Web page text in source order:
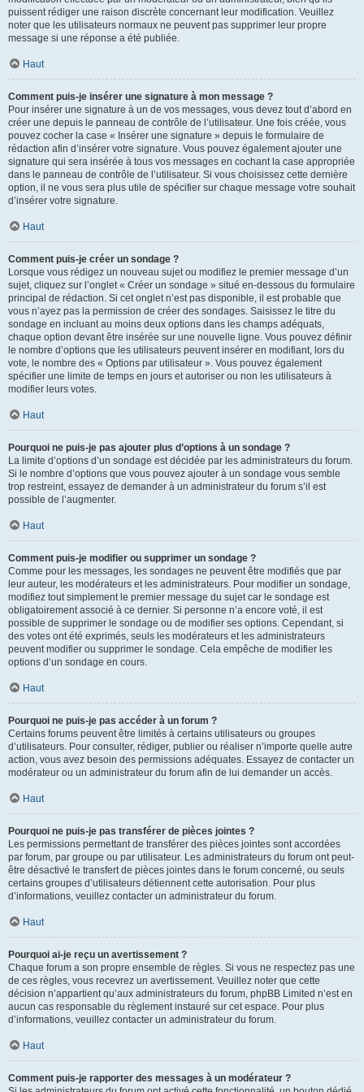
puissent rédiger une raison discrète concernant leur modification. Veuillez
noter que les utilisateurs normaux ne peuvent pas supprimer leur propre
message si une réponse a été publiée.
Haut
Comment puis-je insérer une signature à mon message ?
Pour insérer une signature à un de vos messages, vous devez tout d’abord en
créer une depuis le panneau de contrôle de l’utilisateur. Une fois créée, vous
pouvez cocher la case « Insérer une signature » depuis le formulaire de
rédaction afin d’insérer votre signature. Vous pouvez également ajouter une
signature qui sera insérée à tous vos messages en cochant la case appropriée
dans le panneau de contrôle de l’utilisateur. Si vous choisissez cette dernière
option, il ne vous sera plus utile de spécifier sur chaque message votre souhait
d’insérer votre signature.
Haut
Comment puis-je créer un sondage ?
Lorsque vous rédigez un nouveau sujet ou modifiez le premier message d’un
sujet, cliquez sur l’onglet « Créer un sondage » situé en-dessous du formulaire
principal de rédaction. Si cet onglet n’est pas disponible, il est probable que
vous n’ayez pas la permission de créer des sondages. Saisissez le titre du
sondage en incluant au moins deux options dans les champs adéquats,
chaque option devant être insérée sur une nouvelle ligne. Vous pouvez définir
le nombre d’options que les utilisateurs peuvent insérer en modifiant, lors du
vote, le nombre des « Options par utilisateur ». Vous pouvez également
spécifier une limite de temps en jours et autoriser ou non les utilisateurs à
modifier leurs votes.
Haut
Pourquoi ne puis-je pas ajouter plus d’options à un sondage ?
La limite d’options d’un sondage est décidée par les administrateurs du forum.
Si le nombre d’options que vous pouvez ajouter à un sondage vous semble
trop restreint, essayez de demander à un administrateur du forum s’il est
possible de l’augmenter.
Haut
Comment puis-je modifier ou supprimer un sondage ?
Comme pour les messages, les sondages ne peuvent être modifiés que par
leur auteur, les modérateurs et les administrateurs. Pour modifier un sondage,
modifiez tout simplement le premier message du sujet car le sondage est
obligatoirement associé à ce dernier. Si personne n’a encore voté, il est
possible de supprimer le sondage ou de modifier ses options. Cependant, si
des votes ont été exprimés, seuls les modérateurs et les administrateurs
peuvent modifier ou supprimer le sondage. Cela empêche de modifier les
options d’un sondage en cours.
Haut
Pourquoi ne puis-je pas accéder à un forum ?
Certains forums peuvent être limités à certains utilisateurs ou groupes
d’utilisateurs. Pour consulter, rédiger, publier ou réaliser n’importe quelle autre
action, vous avez besoin des permissions adéquates. Essayez de contacter un
modérateur ou un administrateur du forum afin de lui demander un accès.
Haut
Pourquoi ne puis-je pas transférer de pièces jointes ?
Les permissions permettant de transférer des pièces jointes sont accordées
par forum, par groupe ou par utilisateur. Les administrateurs du forum ont peut-
être désactivé le transfert de pièces jointes dans le forum concerné, ou seuls
certains groupes d’utilisateurs détiennent cette autorisation. Pour plus
d’informations, veuillez contacter un administrateur du forum.
Haut
Pourquoi ai-je reçu un avertissement ?
Chaque forum a son propre ensemble de règles. Si vous ne respectez pas une
de ces règles, vous recevrez un avertissement. Veuillez noter que cette
décision n’appartient qu’aux administrateurs du forum, phpBB Limited n’est en
aucun cas responsable du règlement instauré sur cet espace. Pour plus
d’informations, veuillez contacter un administrateur du forum.
Haut
Comment puis-je rapporter des messages à un modérateur ?